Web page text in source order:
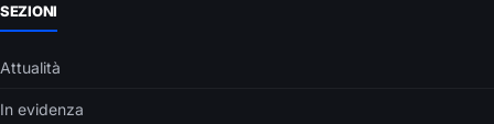
SEZIONI
Attualità
In evidenza